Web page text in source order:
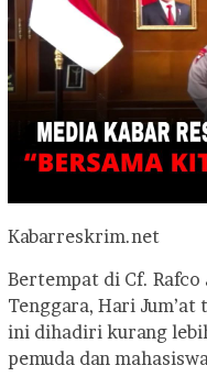
Kabarreskrim.net
Bertempat di Cf. Rafco
Tenggara, Hari
ini dihadiri kurang
pemuda dan